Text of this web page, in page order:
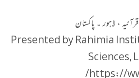
، لاہور ۔ پاکستان
Presented by Rahimia
Sciences,